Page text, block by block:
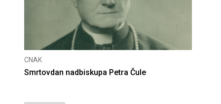
CNAK
Deseta obljetnica poništenja komunističke